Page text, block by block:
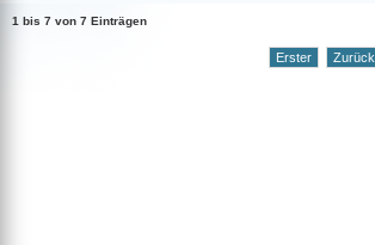
1 bis 7 von 7 Einträgen
Erster Zurück